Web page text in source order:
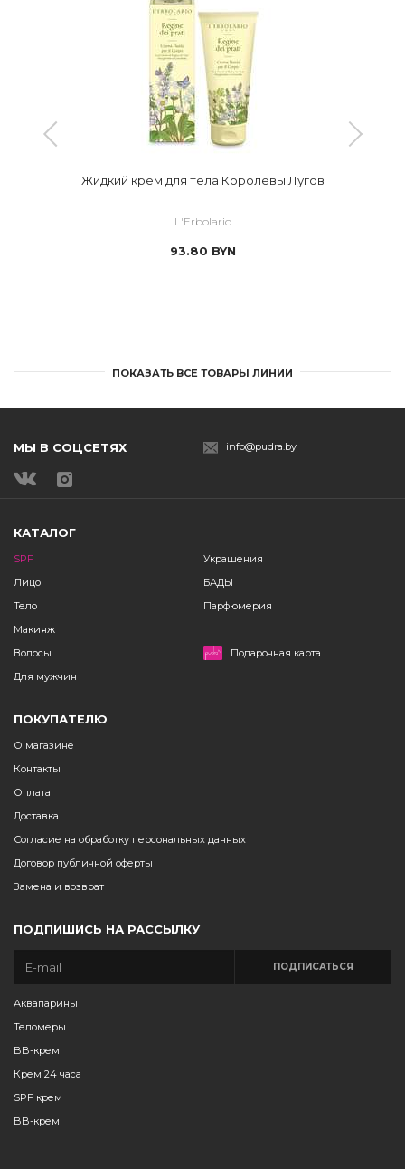
Жидкий крем для тела Королевы Лугов
L'Erbolario
93.80 BYN
ПОКАЗАТЬ ВСЕ ТОВАРЫ ЛИНИИ
МЫ В СОЦСЕТЯХ info@pudra.by
КАТАЛОГ
SPF
Лицо
Тело
Макияж
Волосы
Для мужчин
Украшения
БАДЫ
Парфюмерия
Подарочная карта
ПОКУПАТЕЛЮ
О магазине
Контакты
Оплата
Доставка
Согласие на обработку персональных данных
Договор публичной оферты
Замена и возврат
ПОДПИШИСЬ НА РАССЫЛКУ
ПОДПИСАТЬСЯ
Аквапарины
Теломеры
BB-крем
Крем 24 часа
SPF крем
BB-крем